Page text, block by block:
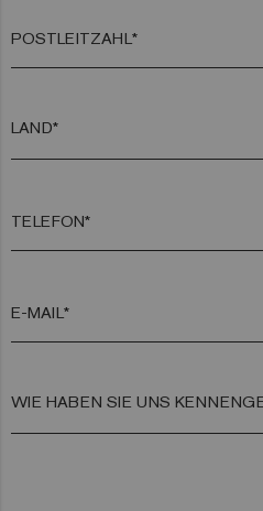
POSTLEITZAHL*
TELEFON*
E-MAIL*